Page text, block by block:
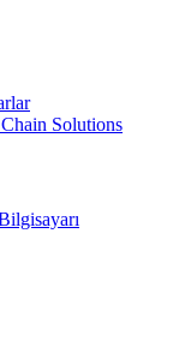
Solutions